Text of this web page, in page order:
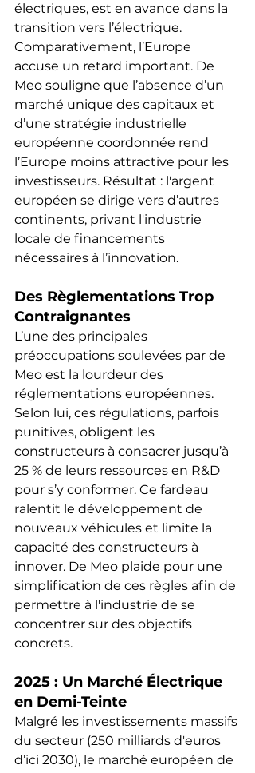
électriques, est en avance dans la
transition vers l’électrique.
Comparativement, l’Europe
accuse un retard important. De
Meo souligne que l’absence d’un
marché unique des capitaux et
d’une stratégie industrielle
européenne coordonnée rend
l’Europe moins attractive pour les
investisseurs. Résultat : l'argent
européen se dirige vers d’autres
continents, privant l'industrie
locale de financements
nécessaires à l’innovation.
Des Règlementations Trop
Contraignantes
L’une des principales
préoccupations soulevées par de
Meo est la lourdeur des
réglementations européennes.
Selon lui, ces régulations, parfois
punitives, obligent les
constructeurs à consacrer jusqu’à
25 % de leurs ressources en R&D
pour s’y conformer. Ce fardeau
ralentit le développement de
nouveaux véhicules et limite la
capacité des constructeurs à
innover. De Meo plaide pour une
simplification de ces règles afin de
permettre à l'industrie de se
concentrer sur des objectifs
concrets.
2025 : Un Marché Électrique
en Demi-Teinte
Malgré les investissements massifs
du secteur (250 milliards d'euros
d’ici 2030), le marché européen de